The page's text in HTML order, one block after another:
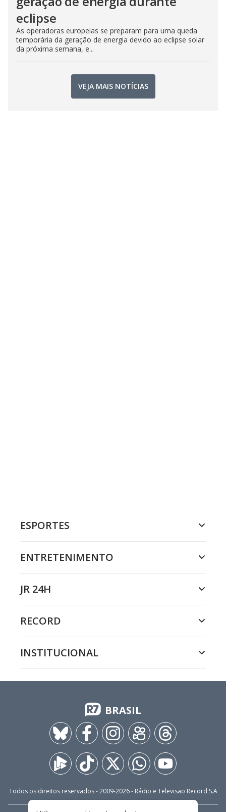
eclipse
As operadoras europeias se preparam para uma queda
temporária da geração de energia devido ao eclipse solar
da próxima semana, e...
VEJA MAIS NOTÍCIAS
ESPORTES
ENTRETENIMENTO
JR 24H
RECORD
INSTITUCIONAL
BRASIL
Todos os direitos reservados - 2009-2026- Rádio e Televisão Record S.A